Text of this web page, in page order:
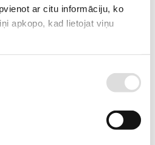
ar citu informāciju, ko
apkopo, kad lietojat viņu
risinājumi - UPS un ģeneratori,
uzlādes iekārtas,
u.c.
dzinējiem priekš tīra, netīra un